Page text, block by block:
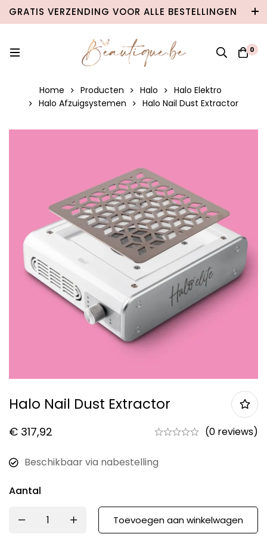
GRATIS VERZENDING VOOR ALLE BESTELLINGEN
VANAF €100 IN BELGIË & €120 NAAR
0
Home Producten Halo
Halo Elektro
Halo Afzuigsystemen
Halo Nail Dust Extractor
Halo Nail Dust Extractor
€ 317,92 (0 reviews)
Beschikbaar via nabestelling
Aantal
Toevoegen aan winkelwagen